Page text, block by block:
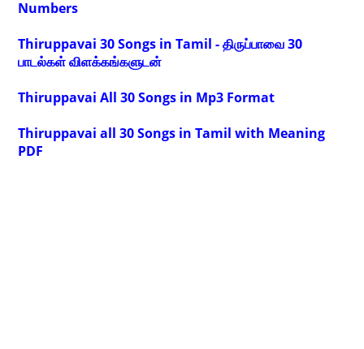
Numbers
Thiruppavai 30 Songs in Tamil - திருப்பாவை 30
பாடல்கள் விளக்கங்களுடன்
Thiruppavai All 30 Songs in Mp3 Format
Thiruppavai all 30 Songs in Tamil with Meaning
PDF